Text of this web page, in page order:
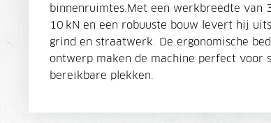
binnenruimtes. Met een werkbreedte van
10 kN en een robuuste bouw levert hij
grind en straatwerk. De ergonomische
ontwerp maken de machine perfect voor
bereikbare plekken.